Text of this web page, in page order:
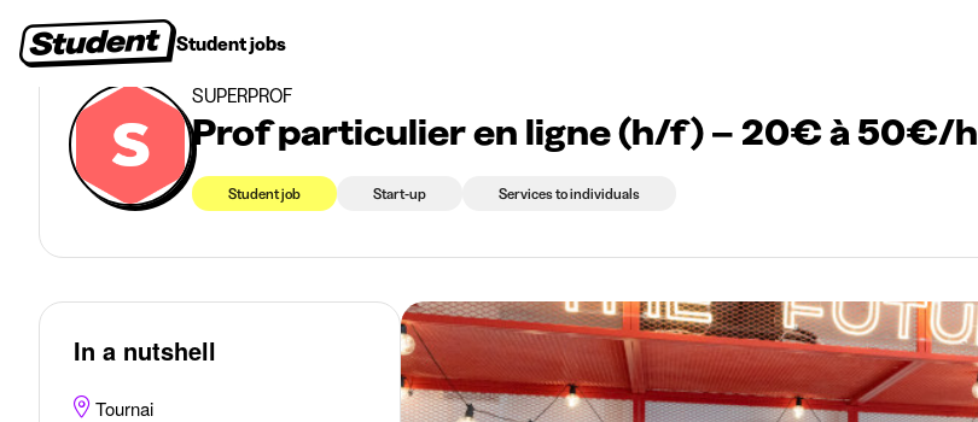
Student jobs
Student jobs>Tournai>
SUPERPROF
Prof particulier en ligne (h/f) – 20€ à 50€/h
Student job Start-up Services to individuals
In a nutshell
Tournai